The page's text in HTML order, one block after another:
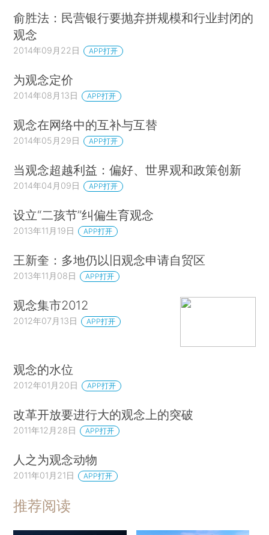
俞胜法：民营银行要抛弃拼规模和行业封闭的
观念
2014年09月22日 APP打开
为观念定价
2014年08月13日 APP打开
观念在网络中的互补与互替
2014年05月29日 APP打开
当观念超越利益：偏好、世界观和政策创新
2014年04月09日 APP打开
设立“二孩节”纠偏生育观念
2013年11月19日 APP打开
王新奎：多地仍以旧观念申请自贸区
2013年11月08日 APP打开
观念集市2012
2012年07月13日 APP打开
观念的水位
2012年01月20日 APP打开
改革开放要进行大的观念上的突破
2011年12月28日 APP打开
人之为观念动物
2011年01月21日 APP打开
推荐阅读